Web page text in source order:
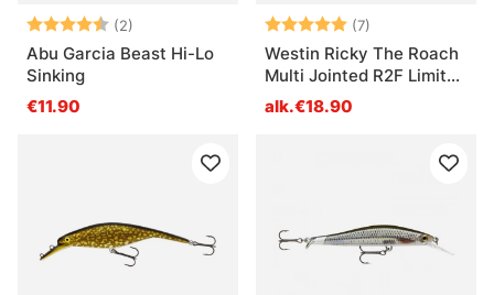
Arvio: (2)
4.5 5:sta tähdestä
Abu Garcia Beast Hi-Lo
Sinking
€11.90
Arvio: (7)
Westin Ricky The Roach
Multi Jointed R2F Limited
Edition
alk.€18.90